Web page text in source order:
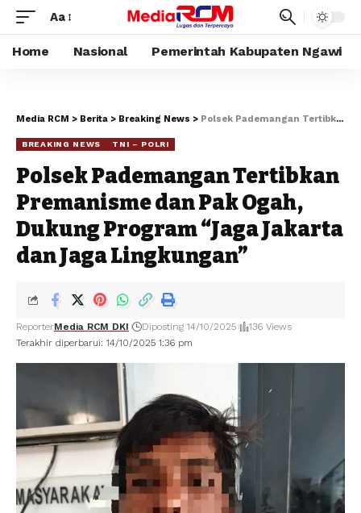
Aa
Home Nasional Pemerintah Kabupaten Ngawi
Media RCM > Berita > Breaking News > Polsek Pademangan Tertibkan Premanisme dan Pak Ogah, Dukung Program “Jaga Jakarta dan Jaga Lingkungan”
BREAKING NEWS TNI – POLRI
Polsek Pademangan Tertibkan
Premanisme dan Pak Ogah,
Dukung Program “Jaga Jakarta
dan Jaga Lingkungan”
Terakhir diperbarui: 14/10/2025 1:36 pm
ReporterMedia RCM DKI Diposting 14/10/2025 136 Views